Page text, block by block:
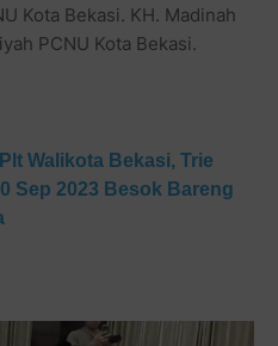
Kota Bekasi. KH. Madinah
PCNU Kota Bekasi.
Walikota Bekasi, Trie
Sep 2023 Besok Bareng